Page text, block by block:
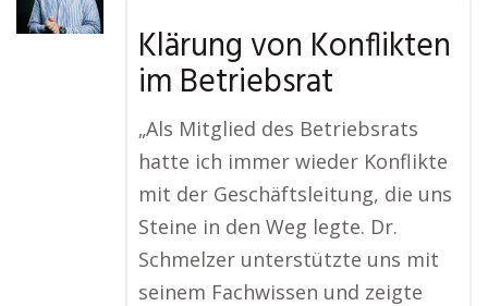
Klärung von Konflikten
im Betriebsrat
„Als Mitglied des Betriebsrats
hatte ich immer wieder Konflikte
mit der Geschäftsleitung, die uns
Steine in den Weg legte. Dr.
Schmelzer unterstützte uns mit
seinem Fachwissen und zeigte